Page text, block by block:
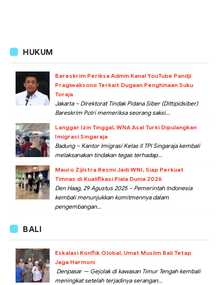
HUKUM
Bareskrim Periksa Admin Kanal YouTube Pandji
Pragiwaksono Terkait Dugaan Penghinaan Suku
Toraja
Jakarta – Direktorat Tindak Pidana Siber (Dittipidsiber)
Bareskrim Polri memeriksa seorang saksi...
Langgar Izin Tinggal, WNA Asal Turki Dipulangkan
Imigrasi Singaraja
Badung – Kantor Imigrasi Kelas II TPI Singaraja kembali
melaksanakan tindakan tegas terhadap...
Mauro Zijlstra Resmi Jadi WNI, Siap Perkuat
Timnas di Kualifikasi Piala Dunia 2026
Den Haag, 29 Agustus 2025 – Pemerintah Indonesia
kembali menunjukkan komitmennya dalam
pengembangan...
BALI
Eskalasi Konflik Global, Umat Muslim Bali Tetap
Jaga Harmoni
Denpasar — Gejolak di kawasan Timur Tengah kembali
meningkat setelah terjadinya serangan...